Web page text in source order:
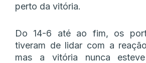
perto da vitória.
Do 14-6 até ao fim, os
tiveram de lidar com a
mas a vitória nunca